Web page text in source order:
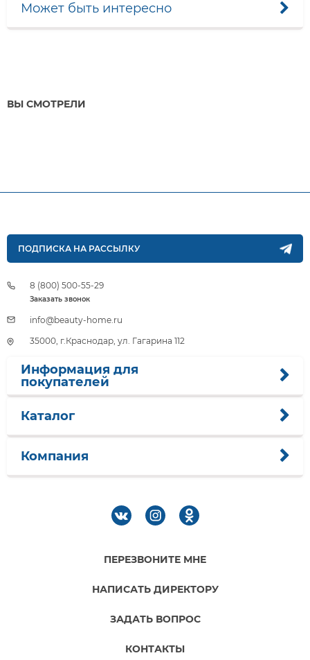
Может быть интересно
ВЫ СМОТРЕЛИ
ПОДПИСКА НА РАССЫЛКУ
8 (800) 500-55-29
Заказать звонок
info@beauty-home.ru
35000, г.Краснодар, ул. Гагарина 112
Информация для
покупателей
Каталог
Компания
ПЕРЕЗВОНИТЕ МНЕ
НАПИСАТЬ ДИРЕКТОРУ
ЗАДАТЬ ВОПРОС
КОНТАКТЫ